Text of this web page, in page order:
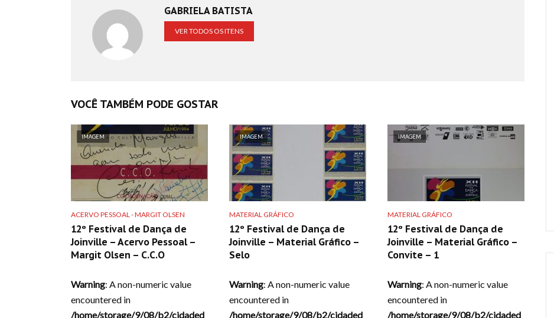
GABRIELA BATISTA
VER TODOS OS ITENS
VOCÊ TAMBÉM PODE GOSTAR
IMAGEM
ACERVO PESSOAL - MARGIT OLSEN
12º Festival de Dança de
Joinville – Acervo Pessoal –
Margit Olsen – C.C.O
Warning: A non-numeric value
encountered in
/home/storage/9/08/b2/cidaded
IMAGEM
MATERIAL GRÁFICO
12º Festival de Dança de
Joinville – Material Gráfico –
Selo
Warning: A non-numeric value
encountered in
/home/storage/9/08/b2/cidaded
IMAGEM
MATERIAL GRÁFICO
12º Festival de Dança de
Joinville – Material Gráfico –
Convite – 1
Warning: A non-numeric value
encountered in
/home/storage/9/08/b2/cidaded